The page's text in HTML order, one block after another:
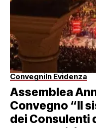
ConvegniIn Evidenza
Assemblea
Convegno “Il
dei Consulenti